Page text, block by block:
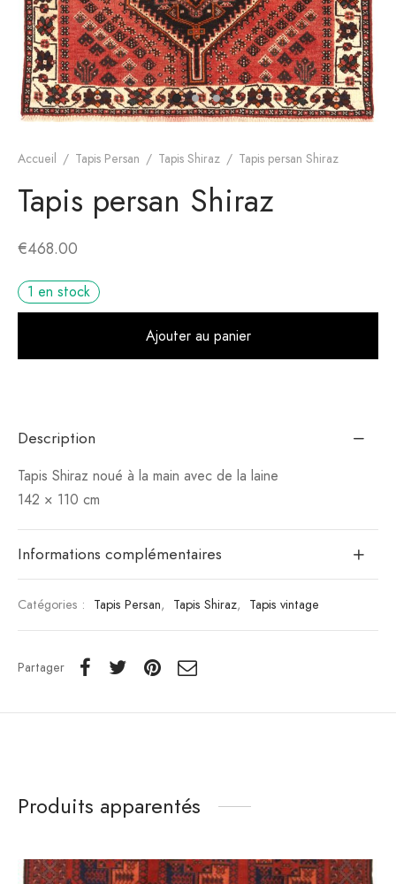
Accueil / Tapis Persan / Tapis Shiraz / Tapis persan Shiraz
Tapis persan Shiraz
€468.00
1 en stock
Ajouter au panier
Description
Tapis Shiraz noué à la main avec de la laine
142 × 110 cm
Informations complémentaires
Catégories : Tapis Persan, Tapis Shiraz, Tapis vintage
Partager
Produits apparentés
moderne